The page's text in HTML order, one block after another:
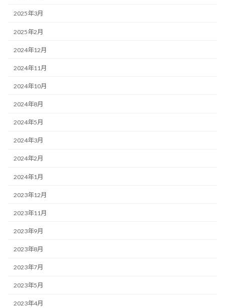
2025年3月
2025年2月
2024年12月
2024年11月
2024年10月
2024年8月
2024年5月
2024年3月
2024年2月
2024年1月
2023年12月
2023年11月
2023年9月
2023年8月
2023年7月
2023年5月
2023年4月